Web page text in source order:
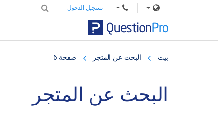
تسجيل الدخول
بيت البحث عن المتجر صفحة 6
البحث عن المتجر